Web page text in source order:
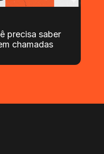
precisa saber
chamadas